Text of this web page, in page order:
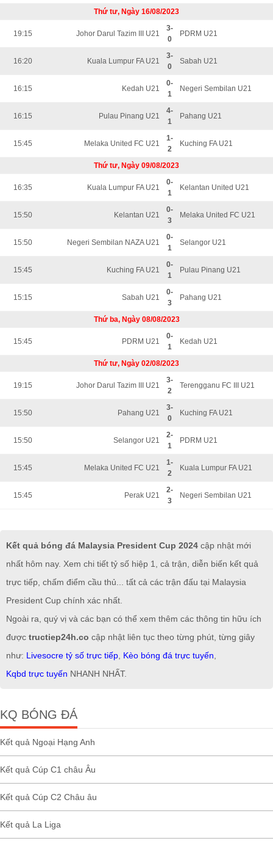
Thứ tư, Ngày 16/08/2023
19:15 Johor Darul Tazim III U21
3-
0
PDRM U21
16:20 Kuala Lumpur FA U21
3-
0
Sabah U21
16:15 Kedah U21
0-
1
Negeri Sembilan U21
16:15 Pulau Pinang U21
4-
1
Pahang U21
15:45 Melaka United FC U21
1-
2
Kuching FA U21
Thứ tư, Ngày 09/08/2023
16:35 Kuala Lumpur FA U21
0-
1
Kelantan United U21
15:50 Kelantan U21
0-
3
Melaka United FC U21
15:50 Negeri Sembilan NAZA U21
0-
1
Selangor U21
15:45 Kuching FA U21
0-
1
Pulau Pinang U21
15:15 Sabah U21
0-
3
Pahang U21
Thứ ba, Ngày 08/08/2023
15:45 PDRM U21
0-
1
Kedah U21
Thứ tư, Ngày 02/08/2023
19:15 Johor Darul Tazim III U21
3-
2
Terengganu FC III U21
15:50 Pahang U21
3-
0
Kuching FA U21
15:50 Selangor U21
2-
1
PDRM U21
15:45 Melaka United FC U21
1-
2
Kuala Lumpur FA U21
15:45 Perak U21
2-
3
Negeri Sembilan U21
Kết quả bóng đá Malaysia President Cup 2024 cập nhật mới
nhất hôm nay. Xem chi tiết tỷ số hiệp 1, cả trận, diễn biến kết quả
trực tiếp, chấm điểm cầu thủ... tất cả các trận đấu tại Malaysia
President Cup chính xác nhất.
Ngoài ra, quý vị và các bạn có thể xem thêm các thông tin hữu ích
được tructiep24h.co cập nhật liên tục theo từng phút, từng giây
như: Livesocre tỷ số trực tiếp Kèo bóng đá trực tuyến
Kqbd trực tuyến NHANH NHẤT.
KQ BÓNG ĐÁ
Kết quả Ngoại Hạng Anh
Kết quả Cúp C1 châu Âu
Kết quả Cúp C2 Châu âu
Kết quả La Liga